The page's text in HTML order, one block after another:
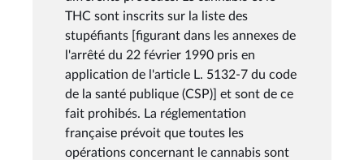
THC sont inscrits sur la liste des
stupéfiants [figurant dans les annexes de
l'arrêté du 22 février 1990 pris en
application de l'article L. 5132-7 du code
de la santé publique (CSP)] et sont de ce
fait prohibés. La réglementation
française prévoit que toutes les
opérations concernant le cannabis sont